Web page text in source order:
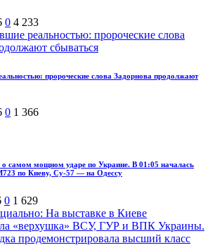
0 4 233
пророческие слова Задорнова продолжают
0 1 366
о самом мощном ударе по Украине. В 01:05 началась
по Киеву, Су-57 — на Одессу
0 1 629